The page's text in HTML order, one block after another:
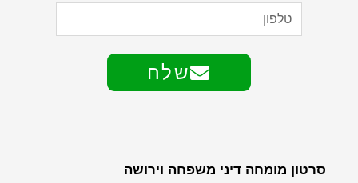
שלח
סרטון מומחה דיני משפחה וירושה